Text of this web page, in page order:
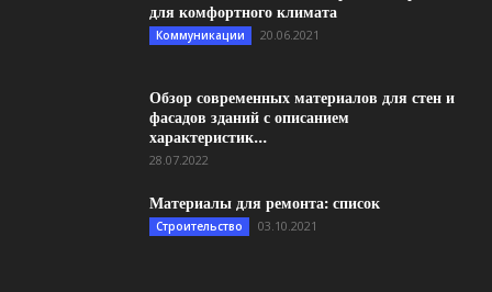
для комфортного климата
Коммуникации 20.06.2021
Обзор современных материалов для стен и
фасадов зданий с описанием
характеристик...
28.07.2022
Материалы для ремонта: список
Строительство 03.10.2021